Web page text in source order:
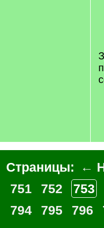
Страницы: ←
751
752 753
794
795 796